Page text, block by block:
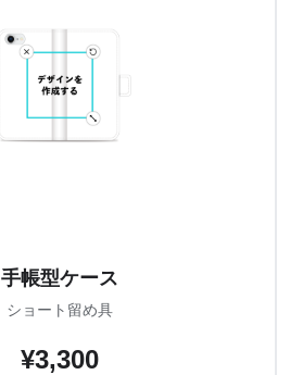
手帳型ケース
ショート留め具
¥3,300